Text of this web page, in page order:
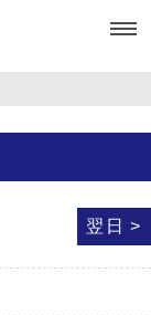
翌日 >